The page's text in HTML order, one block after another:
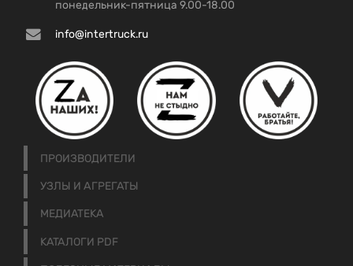
понедельник-пятница 9.00-18.00
info@intertruck.ru
ПРОИЗВОДИТЕЛИ
УЗЛЫ И АГРЕГАТЫ
МЕДИАТЕКА
КАТАЛОГИ PDF